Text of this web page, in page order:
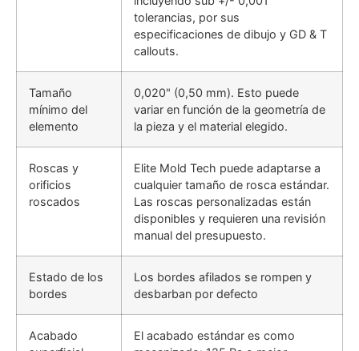
tolerancias, por sus
especificaciones de dibujo y GD & T
callouts.
Tamaño
mínimo del
elemento
0,020" (0,50 mm). Esto puede
variar en función de la geometría de
la pieza y el material elegido.
Roscas y
orificios
roscados
Elite Mold Tech puede adaptarse a
cualquier tamaño de rosca estándar.
Las roscas personalizadas están
disponibles y requieren una revisión
manual del presupuesto.
Estado de los
bordes
Los bordes afilados se rompen y
desbarban por defecto
Acabado
El acabado estándar es como